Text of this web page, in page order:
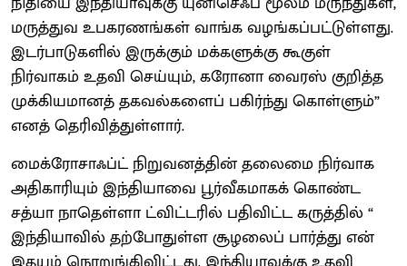
மருத்துவ உபகரணங்கள் வாங்க வழங்கப்பட்டுள்ளது.
இடர்பாடுகளில் இருக்கும் மக்களுக்கு கூகுள்
நிர்வாகம் உதவி செய்யும், கரோனா வைரஸ் குறித்த
முக்கியமானத் தகவல்களைப் பகிர்ந்து கொள்ளும்”
எனத் தெரிவித்துள்ளார்.
மைக்ரோசாஃப்ட் நிறுவனத்தின் தலைமை நிர்வாக
அதிகாரியும் இந்தியாவை பூர்வீகமாகக் கொண்ட
சத்யா நாதெள்ளா ட்விட்டரில் பதிவிட்ட கருத்தில் “
இந்தியாவில் தற்போதுள்ள சூழலைப் பார்த்து என்